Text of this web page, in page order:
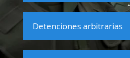
Detenciones arbitrarias